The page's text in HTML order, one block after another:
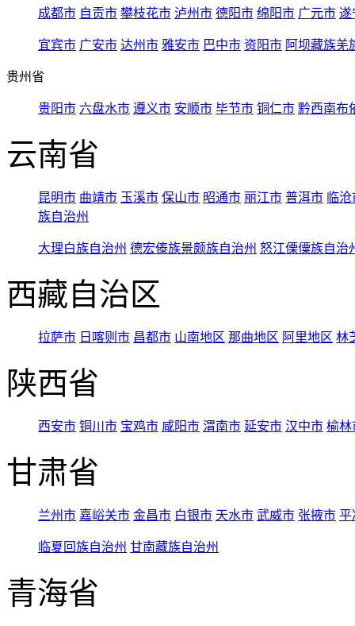
成都市 自贡市 攀枝花市 泸州市 德阳市 绵阳市 广元市 遂
宜宾市 广安市 达州市 雅安市 巴中市 资阳市 阿坝藏族羌
贵州省
贵阳市 六盘水市 遵义市 安顺市 毕节市 铜仁市 黔西南布
云南省
昆明市 曲靖市 玉溪市 保山市 昭通市 丽江市 普洱市 临
族自治州
大理白族自治州 德宏傣族景颇族自治州 怒江傈僳族自治
西藏自治区
拉萨市 日喀则市 昌都市 山南地区 那曲地区 阿里地区 林
陕西省
西安市 铜川市 宝鸡市 咸阳市 渭南市 延安市 汉中市 榆林
甘肃省
兰州市 嘉峪关市 金昌市 白银市 天水市 武威市 张掖市 平
临夏回族自治州 甘南藏族自治州
青海省